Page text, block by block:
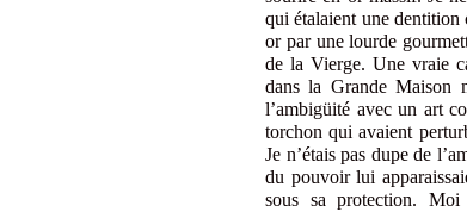
qui étalaient une dentition
or par une lourde
de la Vierge. Une vraie
dans la Grande Maison
l’ambigüité avec un art
torchon qui avaient
Je n’étais pas dupe de
du pouvoir lui
sous sa protection.